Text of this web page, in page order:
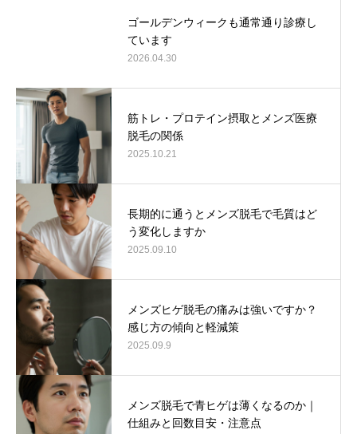
ゴールデンウィークも通常通り診療し
ています
2026.04.30
筋トレ・プロテイン摂取とメンズ医療
脱毛の関係
2025.10.21
長期的に通うとメンズ脱毛で毛質はど
う変化しますか
2025.09.10
メンズヒゲ脱毛の痛みは強いですか？
感じ方の傾向と軽減策
2025.09.9
メンズ脱毛で青ヒゲは薄くなるのか｜
仕組みと回数目安・注意点